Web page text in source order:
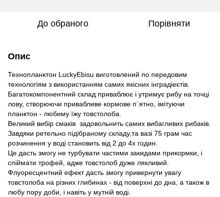
До обраного Порівняти
Опис
Технопланктон LuckyEbisu виготовлений по передовим
технологіям з використанням самих якісних інградіеєтів.
Багатокомпонентний склад приваблює і утримує рибу на точці
лову, створюючи привабливе кормове п`ятно, імітуючи
планктон - любиму їжу товстолоба.
Великий вибір смаків задовольнить самих вибагливих рибаків.
Завдяки ретельно підібраному складу,та вазі 75 грам час
розчинення у воді становить від 2 до 4х годин.
Це дасть змогу не турбувати частими закидами прикормки, і
спіймати трофей, адже товстолоб дуже лякливий.
Флуоресцентний ефект дасть змогу привернути увагу
товстолоба на різних глибинах - від поверхні до дна, а також в
любу пору доби, і навіть у мутній воді.